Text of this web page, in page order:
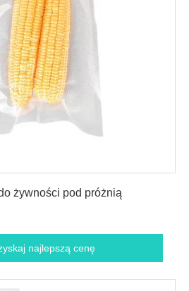
żywności pod próżnią
najlepszą cenę